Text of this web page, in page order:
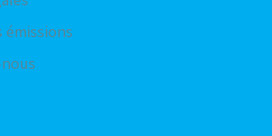
émissions